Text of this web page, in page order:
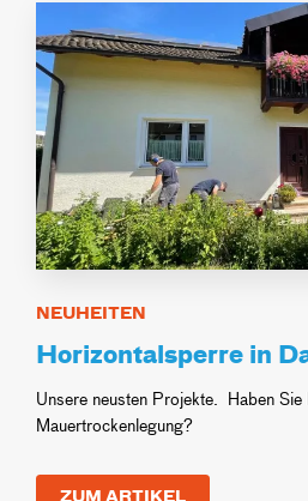
NEUHEITEN
Horizontalsperre in
Unsere neusten Projekte. Haben Sie
Mauertrockenlegung?
ZUM ARTIKEL